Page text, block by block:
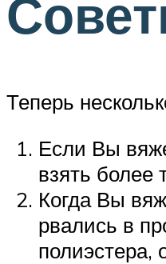
Теперь
Если Вы
взять более
Когда Вы
рвались в
полиэстера,